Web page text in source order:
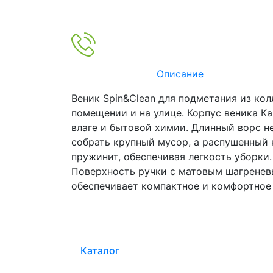
Описание
Веник Spin&Clean для подметания из
помещении и на улице. Корпус веника
влаге и бытовой химии. Длинный ворс
собрать крупный мусор, а распушенный
пружинит, обеспечивая легкость
Поверхность ручки с матовым
обеспечивает компактное и комфортное
Каталог